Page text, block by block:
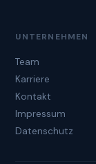
UNTERNEHMEN
Team
Karriere
Kontakt
Impressum
Datenschutz